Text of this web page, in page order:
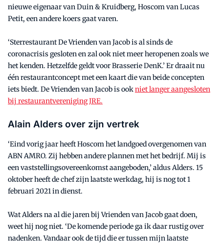
nieuwe eigenaar van Duin & Kruidberg, Hoscom van Lucas
Petit, een andere koers gaat varen.
‘Sterrestaurant De Vrienden van Jacob is al sinds de
coronacrisis gesloten en zal ook niet meer heropenen zoals we
het kenden. Hetzelfde geldt voor Brasserie DenK.’ Er draait nu
één restaurantconcept met een kaart die van beide concepten
iets biedt. De Vrienden van Jacob is ookniet langer aangesloten
bij restaurantvereniging JRE.
Alain Alders over zijn vertrek
‘Eind vorig jaar heeft Hoscom het landgoed overgenomen van
ABN AMRO. Zij hebben andere plannen met het bedrijf. Mij is
een vaststellingsovereenkomst aangeboden,’ aldus Alders. 15
oktober heeft de chef zijn laatste werkdag, hij is nog tot 1
februari 2021 in dienst.
Wat Alders na al die jaren bij Vrienden van Jacob gaat doen,
weet hij nog niet. ‘De komende periode ga ik daar rustig over
nadenken. Vandaar ook de tijd die er tussen mijn laatste